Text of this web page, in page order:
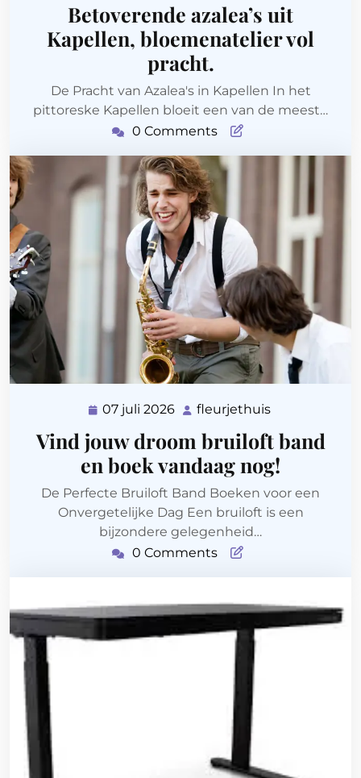
2026
Betoverende azalea’s uit
Kapellen, bloemenatelier vol
pracht.
De Pracht van Azalea's in Kapellen In het
pittoreske Kapellen bloeit een van de meest…
0 Comments
07 juli 2026 07
2026
fleurjethuis
Vind jouw droom bruiloft band
en boek vandaag nog!
De Perfecte Bruiloft Band Boeken voor een
Onvergetelijke Dag Een bruiloft is een
bijzondere gelegenheid…
0 Comments